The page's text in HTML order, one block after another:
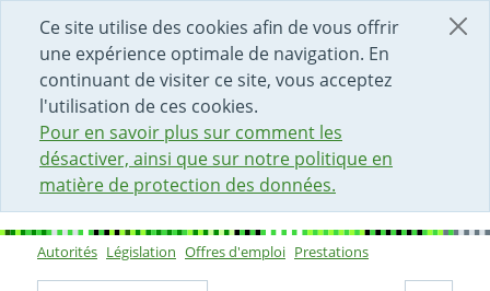
Ce site utilise des cookies afin de vous offrir
une expérience optimale de navigation. En
continuant de visiter ce site, vous acceptez
l'utilisation de ces cookies.
Pour en savoir plus sur comment les
désactiver, ainsi que sur notre politique en
matière de protection des données.
DÉBUT DU CONTENU DE LA PAGE
ACCÈS AU CHAMP DE RECHERCHE
PAGE D'ACCUEIL
FORMULAIRE DE CONTACT
Sous-navigation
Autorités Législation Offres d'emploi Prestations